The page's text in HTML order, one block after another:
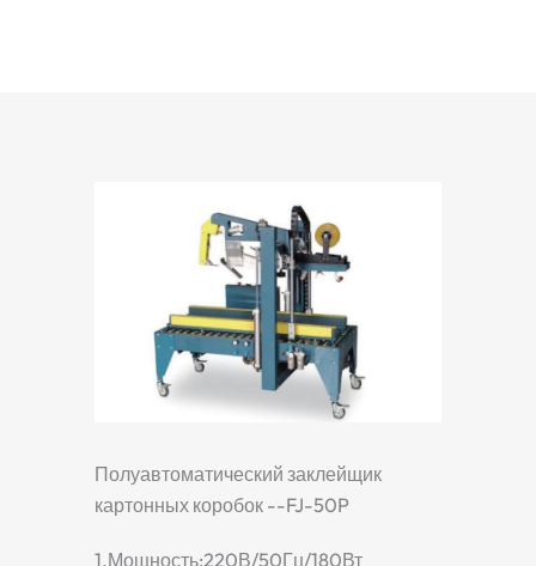
Полуавтоматический заклейщик
картонных коробок --FJ-50P
1.Мощность:220В/50Гц/180Вт